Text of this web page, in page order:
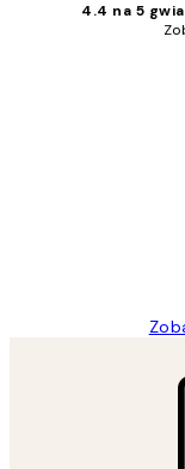
4.4 na 5